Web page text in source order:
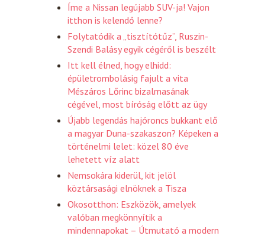
Íme a Nissan legújabb SUV-ja! Vajon
itthon is kelendő lenne?
Folytatódik a „tisztítótűz”, Ruszin-
Szendi Balásy egyik cégéről is beszélt
Itt kell élned, hogy elhidd:
épületrombolásig fajult a vita
Mészáros Lőrinc bizalmasának
cégével, most bíróság előtt az ügy
Újabb legendás hajóroncs bukkant elő
a magyar Duna-szakaszon? Képeken a
történelmi lelet: közel 80 éve
lehetett víz alatt
Nemsokára kiderül, kit jelöl
köztársasági elnöknek a Tisza
Okosotthon: Eszközök, amelyek
valóban megkönnyítik a
mindennapokat – Útmutató a modern